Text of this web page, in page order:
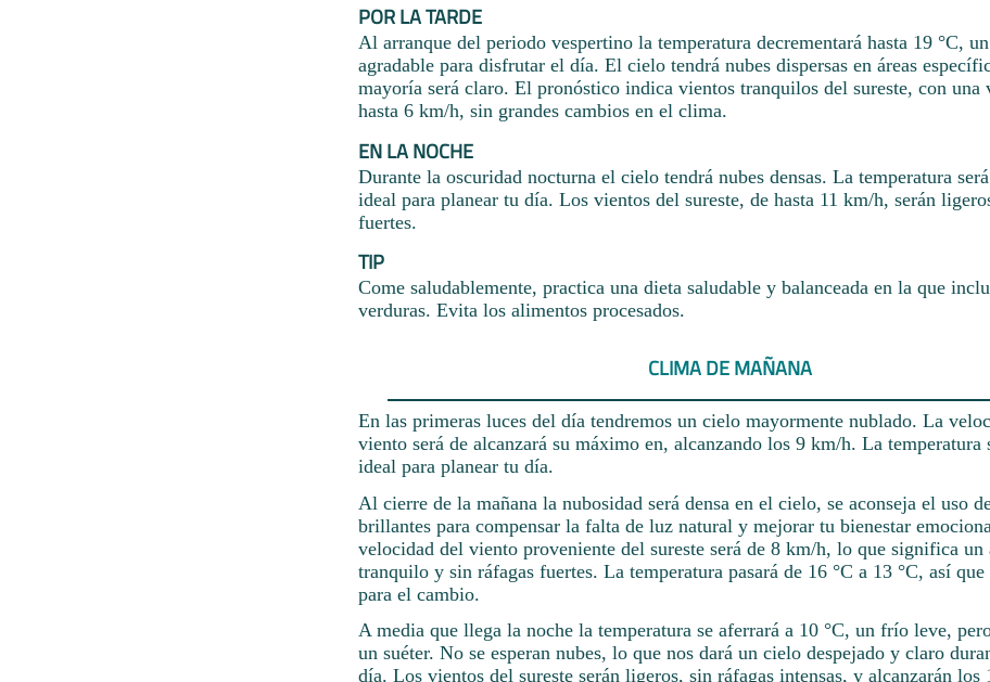
POR LA TARDE
Al arranque del periodo vespertino la temperatura decrementará hasta 19 °C,
agradable para disfrutar el día. El cielo tendrá nubes dispersas en áreas
mayoría será claro. El pronóstico indica vientos tranquilos del sureste, con una
hasta 6 km/h, sin grandes cambios en el clima.
EN LA NOCHE
Durante la oscuridad nocturna el cielo tendrá nubes densas. La temperatura
ideal para planear tu día. Los vientos del sureste, de hasta 11 km/h, serán
fuertes.
TIP
Come saludablemente, practica una dieta saludable y balanceada en la que
verduras. Evita los alimentos procesados.
CLIMA DE MAÑANA
En las primeras luces del día tendremos un cielo mayormente nublado. La
viento será de alcanzará su máximo en, alcanzando los 9 km/h. La temperatura
ideal para planear tu día.
Al cierre de la mañana la nubosidad será densa en el cielo, se aconseja el uso
brillantes para compensar la falta de luz natural y mejorar tu bienestar
velocidad del viento proveniente del sureste será de 8 km/h, lo que significa un
tranquilo y sin ráfagas fuertes. La temperatura pasará de 16 °C a 13 °C, así que
para el cambio.
A media que llega la noche la temperatura se aferrará a 10 °C, un frío leve,
un suéter. No se esperan nubes, lo que nos dará un cielo despejado y claro
día. Los vientos del sureste serán ligeros, sin ráfagas intensas, y alcanzarán los